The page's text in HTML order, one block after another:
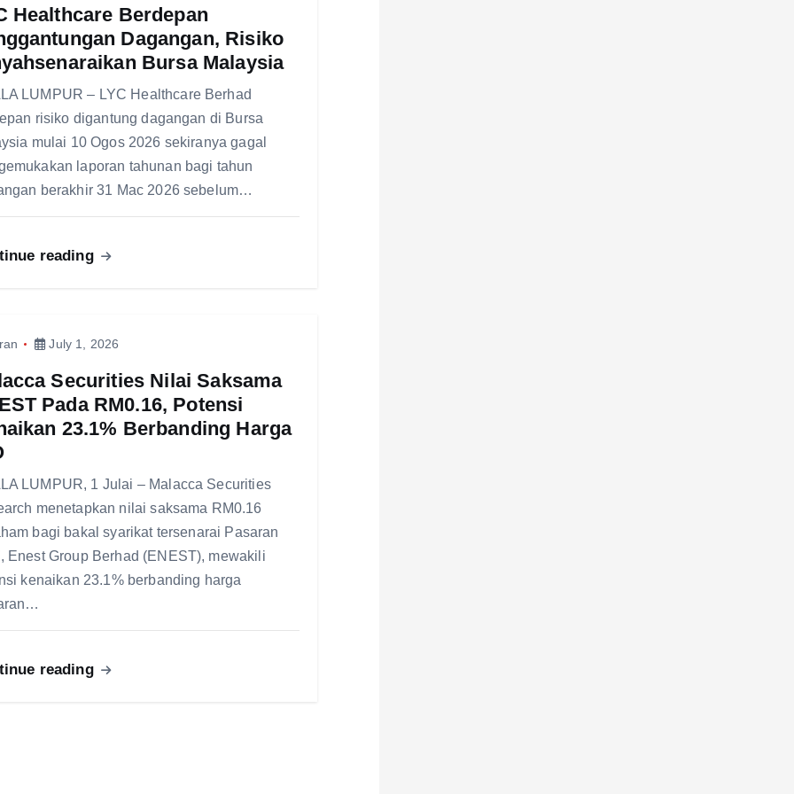
Healthcare Berdepan
Dagangan, Risiko
Bursa Malaysia
LUMPUR – LYC Healthcare Berhad
risiko digantung dagangan di Bursa
mulai 10 Ogos 2026 sekiranya gagal
laporan tahunan bagi tahun
berakhir 31 Mac 2026 sebelum…
reading
July 1, 2026
Securities Nilai Saksama
Pada RM0.16, Potensi
23.1% Berbanding Harga
LUMPUR, 1 Julai – Malacca Securities
menetapkan nilai saksama RM0.16
bagi bakal syarikat tersenarai Pasaran
Enest Group Berhad (ENEST), mewakili
kenaikan 23.1% berbanding harga
reading